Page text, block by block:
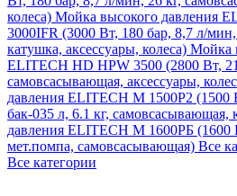
колеса) Мойка высокого давления
3000IFR (3000 Вт, 180 бар, 8,7 л/
катушка, аксессуары, колеса) Мойка
ELITECH HD HPW 3500 (2800 Вт,
самовсасывающая, аксессуары,
давления ELITECH M 1500P2 (1500
бак-035 л, 6.1 кг, самовсасывающая,
давления ELITECH М 1600РБ (1600
мет.помпа, самовсасывающая) Все
Все категории